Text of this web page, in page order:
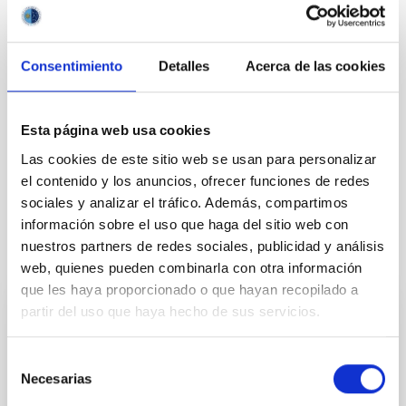
Consentimiento Detalles Acerca de las cookies
Esta página web usa cookies
Las cookies de este sitio web se usan para personalizar
el contenido y los anuncios, ofrecer funciones de redes
sociales y analizar el tráfico. Además, compartimos
información sobre el uso que haga del sitio web con
nuestros partners de redes sociales, publicidad y análisis
web, quienes pueden combinarla con otra información
que les haya proporcionado o que hayan recopilado a
partir del uso que haya hecho de sus servicios.
Necesarias
Instituto de Astrofísica de Canarias (IAC)
PRESS RELEASE
It may interest you
GTC's adaptive optics, is integrated into